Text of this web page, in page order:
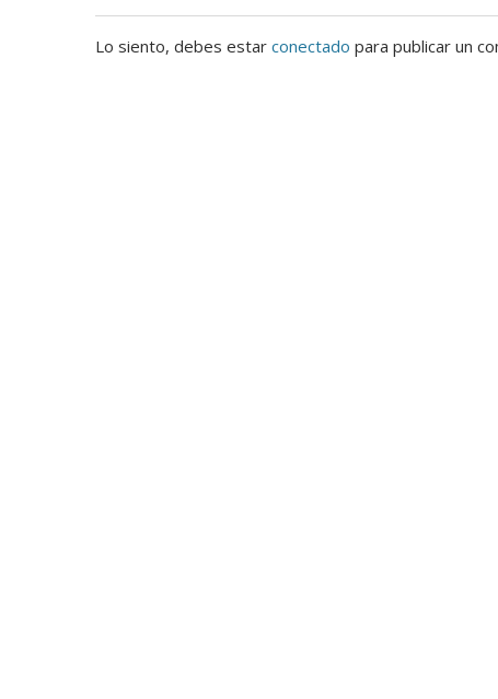
Lo siento, debes estar conectado para publicar un